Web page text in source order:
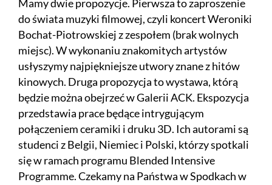
Mamy dwie propozycje. Pierwsza to zaproszenie
do świata muzyki filmowej, czyli koncert Weroniki
Bochat-Piotrowskiej z zespołem (brak wolnych
miejsc). W wykonaniu znakomitych artystów
usłyszymy najpiękniejsze utwory znane z hitów
kinowych. Druga propozycja to wystawa, którą
będzie można obejrzeć w Galerii ACK. Ekspozycja
przedstawia prace będące intrygującym
połączeniem ceramiki i druku 3D. Ich autorami są
studenci z Belgii, Niemiec i Polski, którzy spotkali
się w ramach programu Blended Intensive
Programme. Czekamy na Państwa w Spodkach w